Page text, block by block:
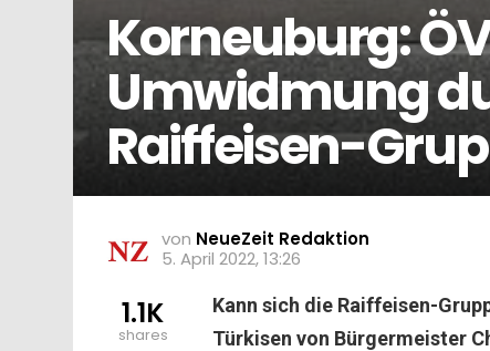
Korneuburg:
Umwidmung
Raiffeisen-
von NeueZeit Redaktion
5. April 2022, 13:26
Kann sich die Raiffeisen-
Türkisen von Bürgermeister
1.1K
shares